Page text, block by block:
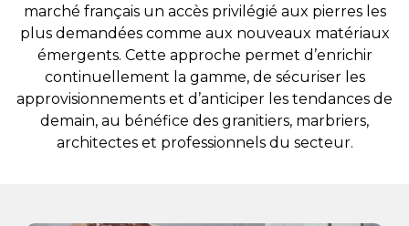
marché français un accès privilégié aux pierres les
plus demandées comme aux nouveaux matériaux
émergents. Cette approche permet d’enrichir
continuellement la gamme, de sécuriser les
approvisionnements et d’anticiper les tendances de
demain, au bénéfice des granitiers, marbriers,
architectes et professionnels du secteur.